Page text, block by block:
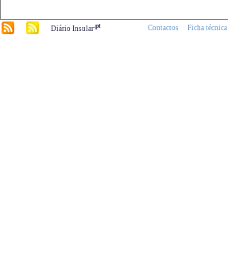
Diário Insular.pt Contactos Ficha técnica